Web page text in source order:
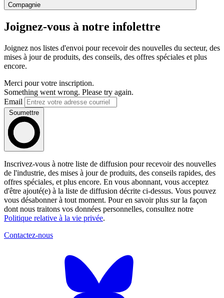
Compagnie
Joignez-vous à notre infolettre
Joignez nos listes d'envoi pour recevoir des nouvelles du secteur, des
mises à jour de produits, des conseils, des offres spéciales et plus
encore.
Merci pour votre inscription.
Something went wrong. Please try again.
Email
Soumettre
Inscrivez-vous à notre liste de diffusion pour recevoir des nouvelles
de l'industrie, des mises à jour de produits, des conseils rapides, des
offres spéciales, et plus encore. En vous abonnant, vous acceptez
d'être ajouté(e) à la liste de diffusion décrite ci-dessus. Vous pouvez
vous désabonner à tout moment. Pour en savoir plus sur la façon
dont nous traitons vos données personnelles, consultez notre
Politique relative à la vie privée.
Contactez-nous